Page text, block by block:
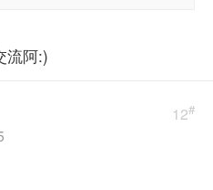
流阿:)
12#